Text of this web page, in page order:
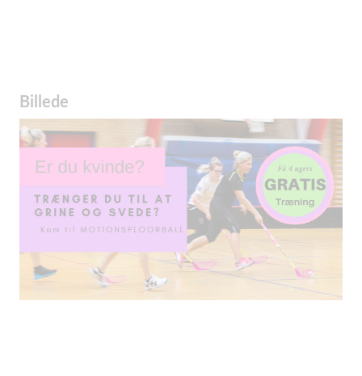
Billede